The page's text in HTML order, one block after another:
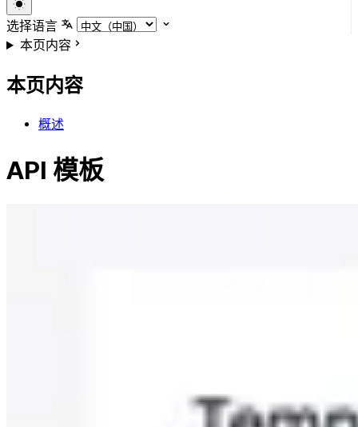
选择语言
本页内容
本页内容
概述
API 模板